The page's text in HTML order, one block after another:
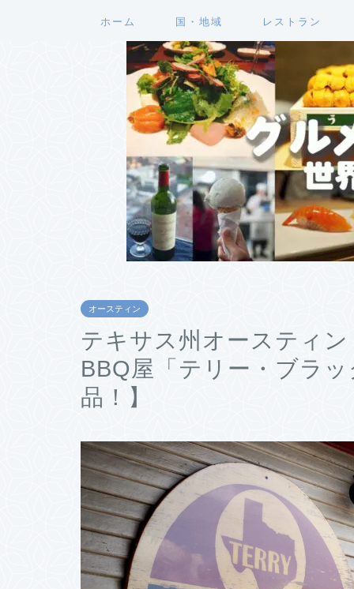
ホーム 国・地域 レストラン
オースティン
テキサス州オースティ
BBQ屋「テリー・ブラ
品！】